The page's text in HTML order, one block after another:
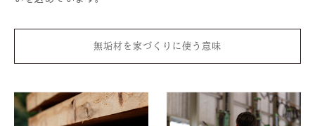
無垢材を家づくりに使う意味